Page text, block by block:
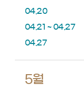
04.20
04.21 ~ 04.27
04.27
5월